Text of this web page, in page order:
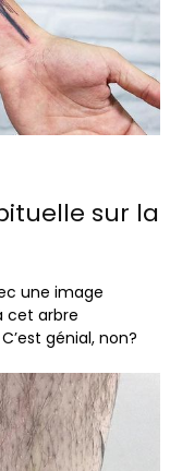
sur la
une image
cet arbre
génial, non?